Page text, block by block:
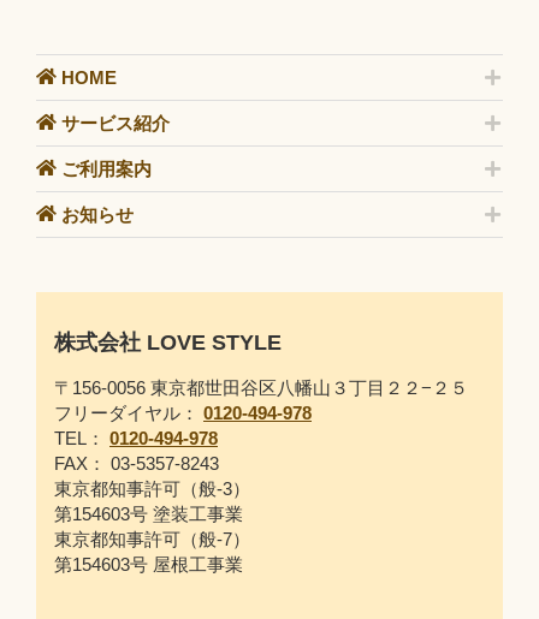
HOME
サービス紹介
ご利用案内
お知らせ
株式会社 LOVE STYLE
〒156-0056 東京都世田谷区八幡山３丁目２２−２５
フリーダイヤル： 0120-494-978
TEL： 0120-494-978
FAX： 03-5357-8243
東京都知事許可（般-3）
第154603号 塗装工事業
東京都知事許可（般-7）
第154603号 屋根工事業